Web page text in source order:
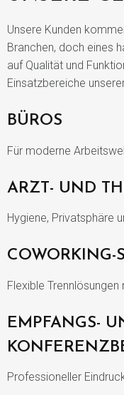
Unsere Kunden
Branchen, doch eines
auf Qualität und
Einsatzbereiche
BÜROS
Für moderne
ARZT- UND
Hygiene, Privatsphäre
COWORKING-
Flexible Trennlösungen
EMPFANGS-
Professioneller